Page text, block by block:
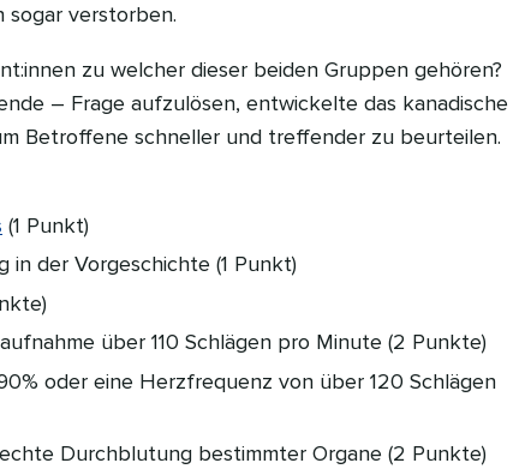
sogar verstorben.
zu welcher dieser beiden Gruppen gehören?
– Frage aufzulösen, entwickelte das kanadische
Betroffene schneller und treffender zu beurteilen.
(1 Punkt)
der Vorgeschichte (1 Punkt)
über 110 Schlägen pro Minute (2 Punkte)
oder eine Herzfrequenz von über 120 Schlägen
Durchblutung bestimmter Organe (2 Punkte)